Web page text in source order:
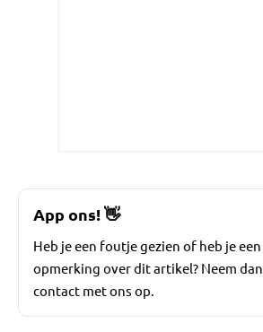
App ons!👋
Heb je een foutje gezien of heb je een
opmerking over dit artikel? Neem dan
contact met ons op.